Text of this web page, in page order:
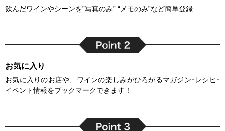
飲んだワインやシーンを”写真のみ” “メモのみ”など簡単登録
お気に入り
お気に入りのお店や、ワインの楽しみがひろがるマガジン･レシピ･
イベント情報をブックマークできます！